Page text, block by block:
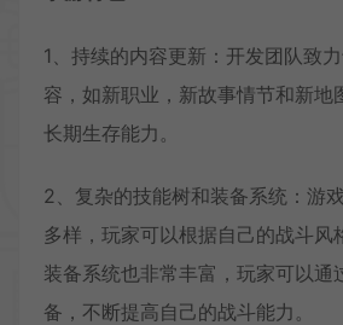
1、持续的内容更新：开发团队致
容，如新职业，新故事情节和新地
长期生存能力。
2、复杂的技能树和装备系统：游
多样，玩家可以根据自己的战斗风
装备系统也非常丰富，玩家可以通
备，不断提高自己的战斗能力。